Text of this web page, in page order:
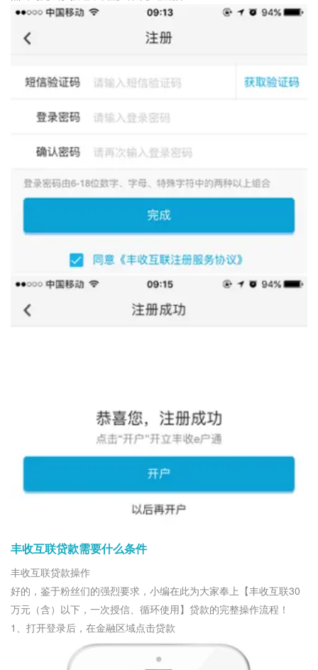
丰收互联贷款需要什么条件
丰收互联贷款操作
好的，鉴于粉丝们的强烈要求，小编在此为大家奉上【丰收互联30
万元（含）以下，一次授信、循环使用】贷款的完整操作流程！
1、打开登录后，在金融区域点击贷款